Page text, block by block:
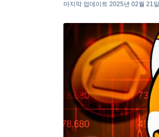
마지막 업데이트 2025년 02월 21일